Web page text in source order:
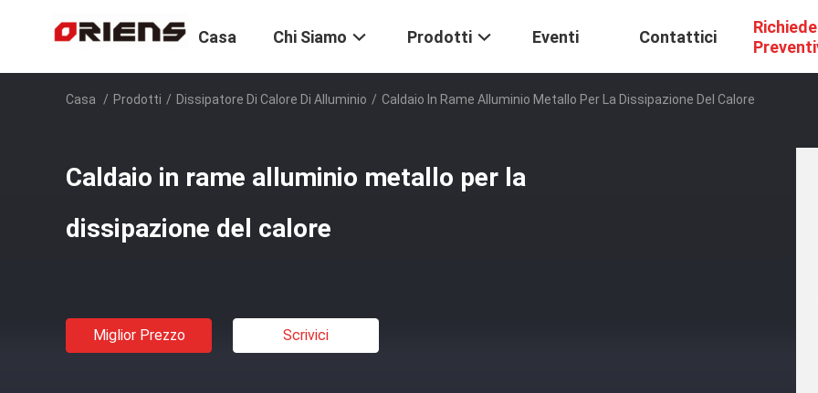
Casa Chi Siamo Prodotti Eventi Contattici
Casa / Prodotti / Dissipatore Di Calore Di Alluminio / Caldaio In Rame Alluminio Metallo Per La Dissipazione Del Calore
Caldaio in rame alluminio metallo per la
dissipazione del calore
Miglior Prezzo Scrivici